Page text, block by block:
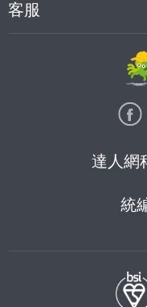
客服
達人網
統